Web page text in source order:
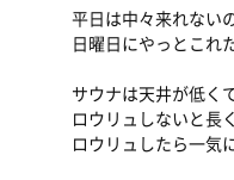
平日は中々来れない
日曜日にやっとこれ
サウナは天井が低く
ロウリュしないと長
ロウリュしたら一気